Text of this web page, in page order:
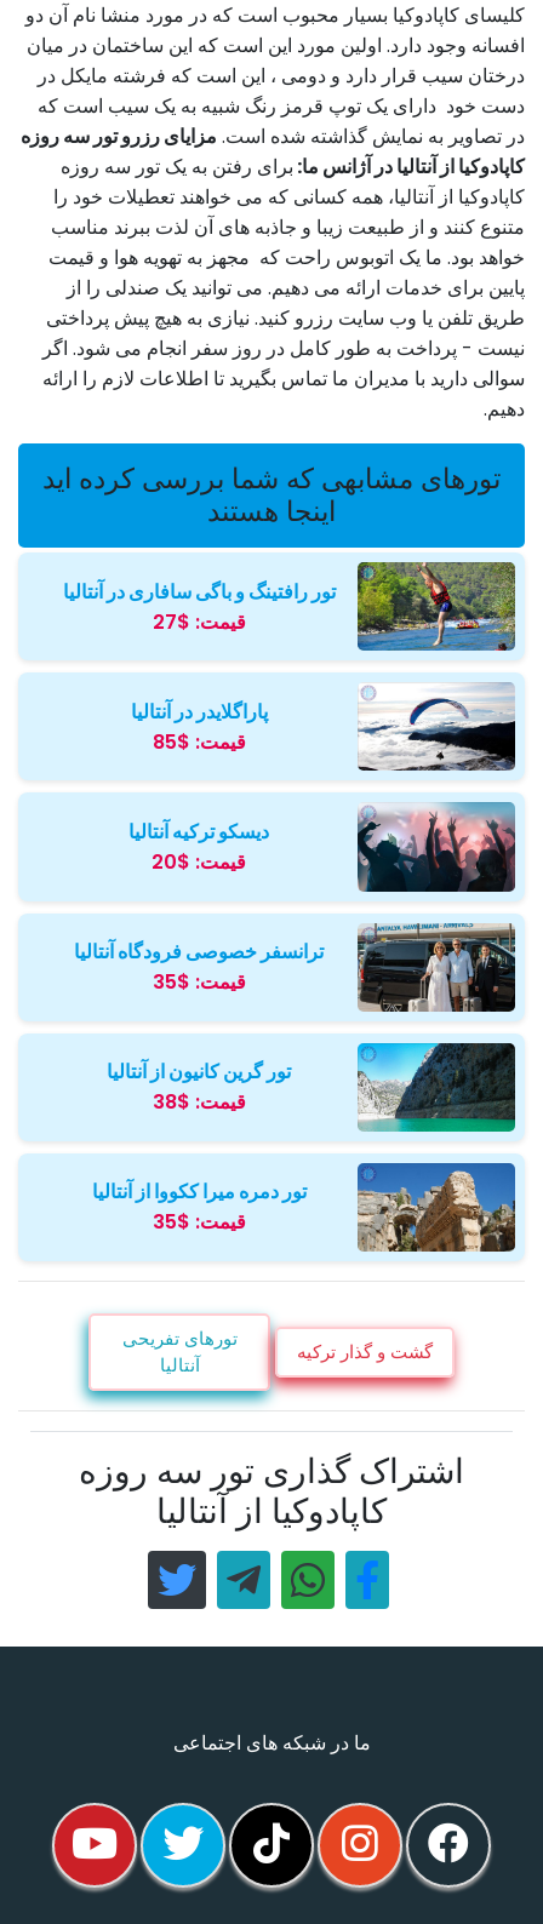
کلیسای کاپادوکیا بسیار محبوب است که در مورد منشا نام آن دو
افسانه وجود دارد. اولین مورد این است که این ساختمان در میان
درختان سیب قرار دارد و دومی ، این است که فرشته مایکل در
دست خود دارای یک توپ قرمز رنگ شبیه به یک سیب است که
در تصاویر به نمایش گذاشته شده است. مزایای رزرو تور سه روزه
کاپادوکیا از آنتالیا در آژانس ما: برای رفتن به یک تور سه روزه
کاپادوکیا از آنتالیا، همه کسانی که می خواهند تعطیلات خود را
متنوع کنند و از طبیعت زیبا و جاذبه های آن لذت ببرند مناسب
خواهد بود. ما یک اتوبوس راحت که مجهز به تهویه هوا و قیمت
پایین برای خدمات ارائه می دهیم. می توانید یک صندلی را از
طریق تلفن یا وب سایت رزرو کنید. نیازی به هیچ پیش پرداختی
نیست - پرداخت به طور کامل در روز سفر انجام می شود. اگر
سوالی دارید با مدیران ما تماس بگیرید تا اطلاعات لازم را ارائه
دهیم.
تورهای مشابهی که شما بررسی کرده اید
اینجا هستند
تور رافتینگ و باگی سافاری در آنتالیا
قیمت: $27
پاراگلایدر در آنتالیا
قیمت: $85
دیسکو ترکیه آنتالیا
قیمت: $20
ترانسفر خصوصی فرودگاه آنتالیا
قیمت: $35
تور گرین کانیون از آنتالیا
قیمت: $38
تور دمره میرا ککووا از آنتالیا
قیمت: $35
گشت و گذار ترکیه
تورهای تفریحی
آنتالیا
اشتراک گذاری تور سه روزه
کاپادوکیا از آنتالیا
ما در شبکه های اجتماعی